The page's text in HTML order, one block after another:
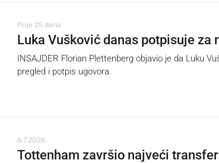
Prije 25 dana
Luka Vušković danas potpisuje za
INSAJDER Florian Plettenberg objavio je da Luku
pregled i potpis ugovora.
6.7.2026.
Tottenham završio najveći